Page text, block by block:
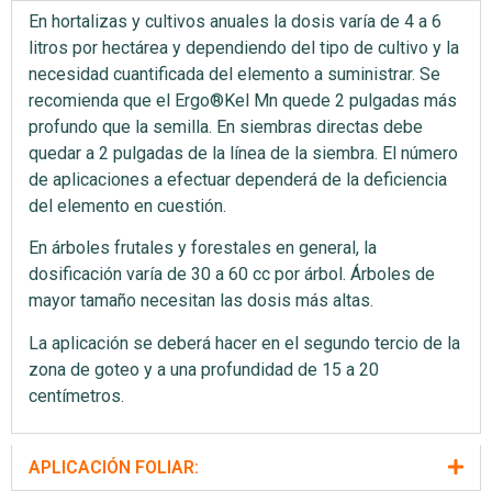
En hortalizas y cultivos anuales la dosis varía de 4 a 6
litros por hectárea y dependiendo del tipo de cultivo y la
necesidad cuantificada del elemento a suministrar. Se
recomienda que el Ergo®Kel Mn quede 2 pulgadas más
profundo que la semilla. En siembras directas debe
quedar a 2 pulgadas de la línea de la siembra. El número
de aplicaciones a efectuar dependerá de la deficiencia
del elemento en cuestión.
En árboles frutales y forestales en general, la
dosificación varía de 30 a 60 cc por árbol. Árboles de
mayor tamaño necesitan las dosis más altas.
La aplicación se deberá hacer en el segundo tercio de la
zona de goteo y a una profundidad de 15 a 20
centímetros.
APLICACIÓN FOLIAR: